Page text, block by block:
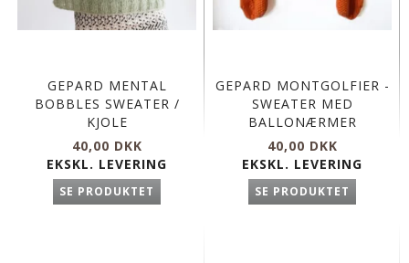
GEPARD MENTAL
BOBBLES SWEATER /
KJOLE
40,00 DKK
EKSKL. LEVERING
SE PRODUKTET
GEPARD MONTGOLFIER -
SWEATER MED
BALLONÆRMER
40,00 DKK
EKSKL. LEVERING
SE PRODUKTET